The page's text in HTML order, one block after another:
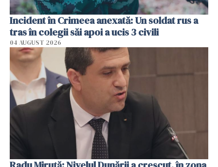
Incident în Crimeea anexată: Un soldat rus a
tras în colegii săi apoi a ucis 3 civili
04 AUGUST 2026